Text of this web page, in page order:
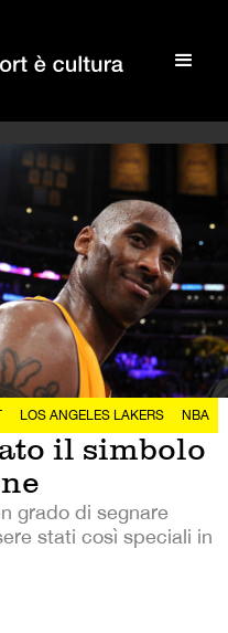
LOS ANGELES LAKERS NBA
il simbolo
grado di segnare
stati così speciali in